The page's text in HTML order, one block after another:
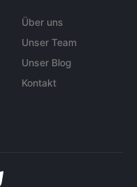
Über uns
Unser Team
Unser Blog
Kontakt